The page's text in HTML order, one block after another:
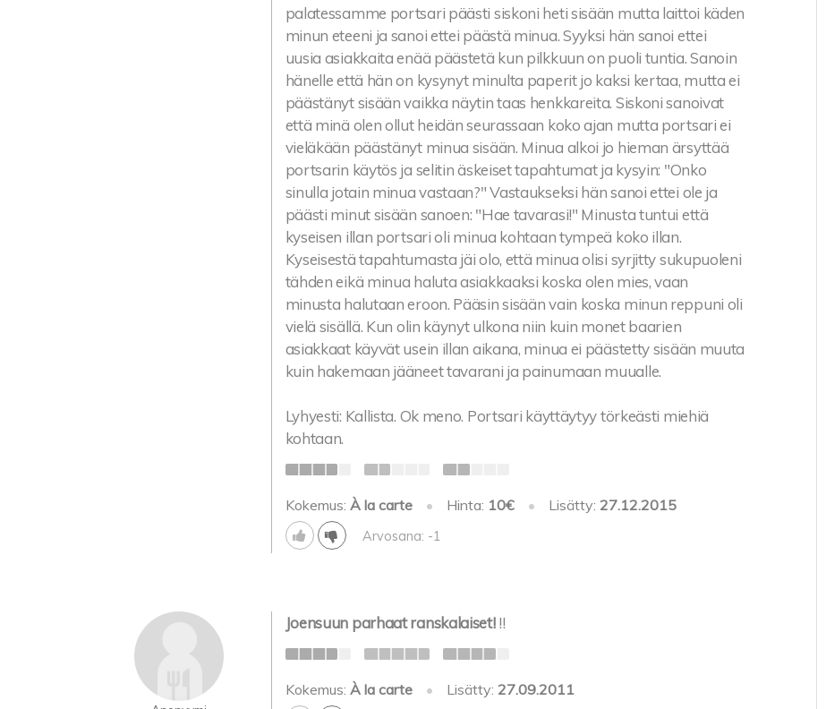
palatessamme portsari päästi siskoni heti sisään mutta laittoi käden
minun eteeni ja sanoi ettei päästä minua. Syyksi hän sanoi ettei
uusia asiakkaita enää päästetä kun pilkkuun on puoli tuntia. Sanoin
hänelle että hän on kysynyt minulta paperit jo kaksi kertaa, mutta ei
päästänyt sisään vaikka näytin taas henkkareita. Siskoni sanoivat
että minä olen ollut heidän seurassaan koko ajan mutta portsari ei
vieläkään päästänyt minua sisään. Minua alkoi jo hieman ärsyttää
portsarin käytös ja selitin äskeiset tapahtumat ja kysyin: "Onko
sinulla jotain minua vastaan?" Vastaukseksi hän sanoi ettei ole ja
päästi minut sisään sanoen: "Hae tavarasi!" Minusta tuntui että
kyseisen illan portsari oli minua kohtaan tympeä koko illan.
Kyseisestä tapahtumasta jäi olo, että minua olisi syrjitty sukupuoleni
tähden eikä minua haluta asiakkaaksi koska olen mies, vaan
minusta halutaan eroon. Pääsin sisään vain koska minun reppuni oli
vielä sisällä. Kun olin käynyt ulkona niin kuin monet baarien
asiakkaat käyvät usein illan aikana, minua ei päästetty sisään muuta
kuin hakemaan jääneet tavarani ja painumaan muualle.
Lyhyesti: Kallista. Ok meno. Portsari käyttäytyy törkeästi miehiä
kohtaan.
Kokemus: À la carte • Hinta: 10€ • Lisätty: 27.12.2015
Arvosana: -1
Joensuun parhaat ranskalaiset! !!
Kokemus: À la carte • Lisätty: 27.09.2011